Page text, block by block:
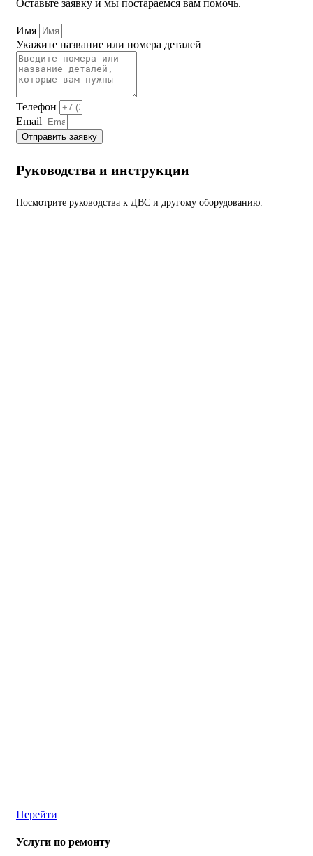
Оставьте заявку и мы постараемся вам помочь.
Имя
Укажите название или номера деталей
Телефон
Email
Отправить заявку
Руководства и инструкции
Посмотрите руководства к ДВС и другому оборудованию.
Перейти
Услуги по ремонту